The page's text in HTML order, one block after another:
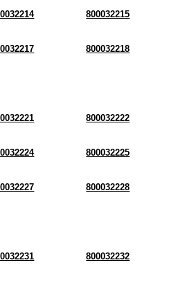
800032215
800032218
800032222
800032225
800032228
800032232